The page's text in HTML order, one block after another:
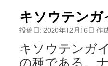
へ
キソウテン
投稿日: 2020年12月16日 作
キソウテンガ
の種である。